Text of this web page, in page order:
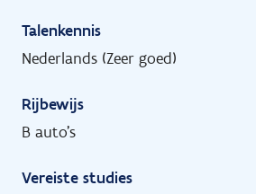
Talenkennis
Nederlands (Zeer goed)
Rijbewijs
B auto's
Vereiste studies